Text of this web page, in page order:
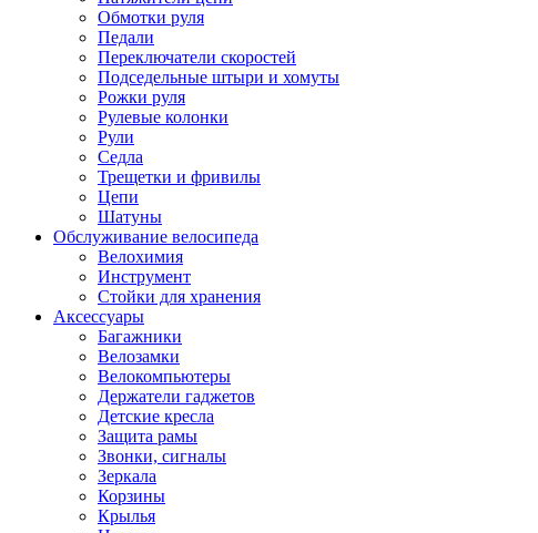
Обмотки руля
Педали
Переключатели скоростей
Подседельные штыри и хомуты
Рожки руля
Рулевые колонки
Рули
Седла
Трещетки и фривилы
Цепи
Шатуны
Обслуживание велосипеда
Велохимия
Инструмент
Стойки для хранения
Аксессуары
Багажники
Велозамки
Велокомпьютеры
Держатели гаджетов
Детские кресла
Защита рамы
Звонки, сигналы
Зеркала
Корзины
Крылья